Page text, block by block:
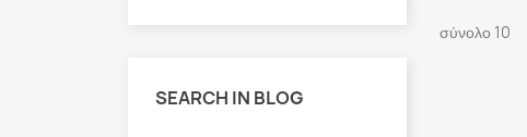
SEARCH IN BLOG
σύνολο 10